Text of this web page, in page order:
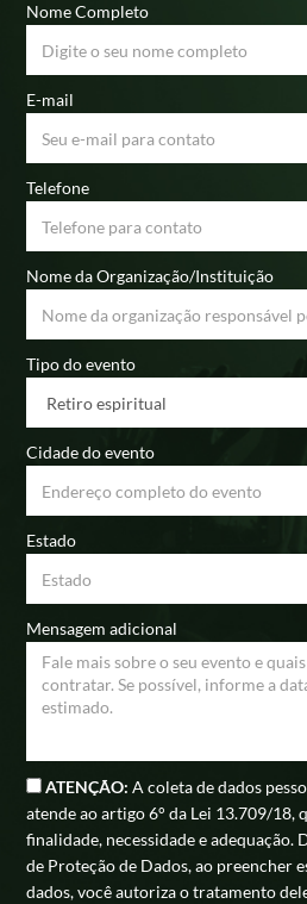
Nome Completo
E-mail
Telefone
Nome da Organização/Instituição
Tipo do evento
Cidade do evento
Estado
Mensagem adicional
ATENÇÃO: A coleta de dados
atende ao artigo 6° da Lei 13.709/18,
finalidade, necessidade e adequação.
de Proteção de Dados, ao preencher
dados, você autoriza o tratamento